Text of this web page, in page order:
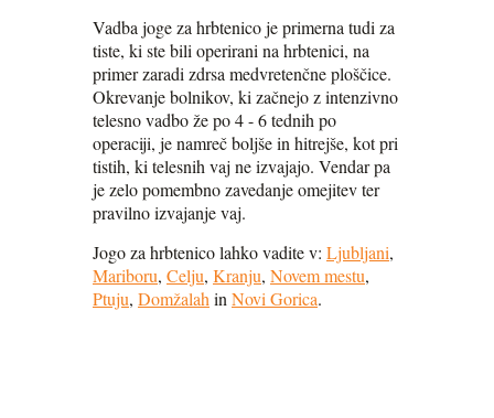
Vadba joge za hrbtenico je primerna tudi za
tiste, ki ste bili operirani na hrbtenici, na
primer zaradi zdrsa medvretenčne ploščice.
Okrevanje bolnikov, ki začnejo z intenzivno
telesno vadbo že po 4 - 6 tednih po
operaciji, je namreč boljše in hitrejše, kot pri
tistih, ki telesnih vaj ne izvajajo. Vendar pa
je zelo pomembno zavedanje omejitev ter
pravilno izvajanje vaj.
Jogo za hrbtenico lahko vadite v: Ljubljani,
Mariboru, Celju, Kranju, Novem mestu,
Ptuju, Domžalah in Novi Gorica.